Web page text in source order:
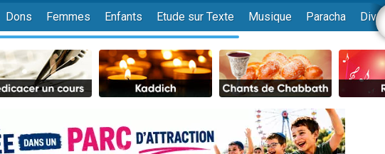
4 personnes viennent de nous rejoindre sur WhatsApp
3 personnes viennent de nous rejoindre sur WhatsApp
Odaya vient de donner son Maasser
3 personnes viennent de faire un don pour 5 jours de vacances aux Orphelins
2 personnes viennent de nous rejoindre sur WhatsApp
Il reste 49 places pour étudier en groupe sur Zoom
Dons Femmes Enfants Etude sur Texte Musique Paracha